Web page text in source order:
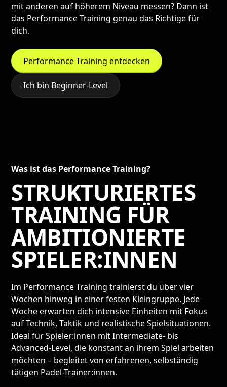
mit anderen auf höherem Niveau messen? Dann ist
das Performance Training genau das Richtige für
dich.
Performance Training entdecken
Ich bin Beginner-Level
Was ist das Performance Training?
STRUKTURIERTES
TRAINING FÜR
AMBITIONIERTE
SPIELER:INNEN
Im Performance Training trainierst du über vier
Wochen hinweg in einer festen Kleingruppe. Jede
Woche erwarten dich intensive Einheiten mit Fokus
auf Technik, Taktik und realistische Spielsituationen.
Ideal für Spieler:innen mit Intermediate- bis
Advanced-Level, die konstant an ihrem Spiel arbeiten
möchten – begleitet von erfahrenen, selbständig
tätigen Padel-Trainer:innen.